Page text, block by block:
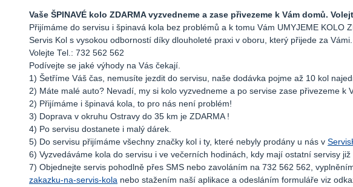
Vaše ŠPINAVÉ kolo ZDARMA vyzvedneme a zase přivezeme k Vám domů.
Přijímáme do servisu i špinavá kola bez problémů a k tomu Vám UMYJEME KOLO
Servis Kol s vysokou odborností díky dlouholeté praxi v oboru, který přijede za
Volejte Tel.: 732 562 562
Podívejte se jaké výhody na Vás čekají.
1) Šetříme Váš čas, nemusíte jezdit do servisu, naše dodávka pojme až 10 kol
2) Máte malé auto? Nevadí, my si kolo vyzvedneme a po servise zase přivezeme k
2) Přijímáme i špinavá kola, to pro nás není problém!
3) Doprava v okruhu Ostravy do 35 km je ZDARMA !
4) Po servisu dostanete i malý dárek.
5) Do servisu přijímáme všechny značky kol i ty, které nebyly prodány u nás v
6) Vyzvedáváme kola do servisu i ve večerních hodinách, kdy mají ostatní servisy již
7) Objednejte servis pohodlně přes SMS nebo zavoláním na 732 562 562,
zakazku-na-servis-kola nebo stažením naší aplikace a odesláním formuláře viz